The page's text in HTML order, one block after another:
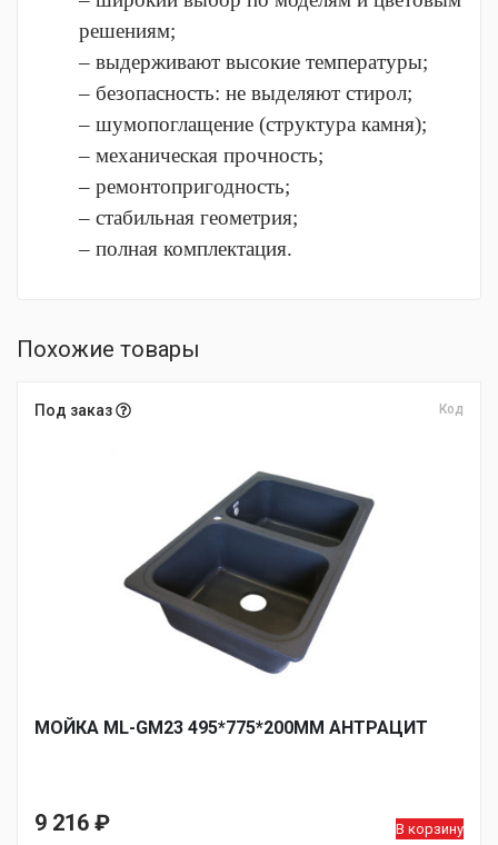
решениям;
– выдерживают высокие температуры;
– безопасность: не выделяют стирол;
– шумопоглащение (структура камня);
– механическая прочность;
– ремонтопригодность;
– стабильная геометрия;
– полная комплектация.
Похожие товары
Под заказ Код
МОЙКА ML-GM23 495*775*200ММ АНТРАЦИТ
9 216 ₽ В корзину